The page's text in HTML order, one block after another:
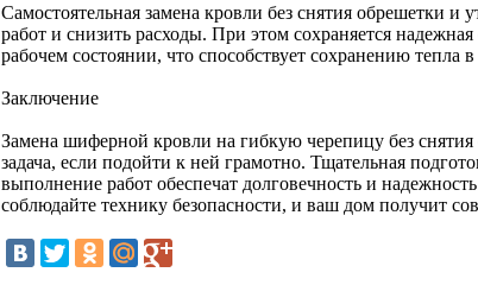
Самостоятельная замена кровли без снятия обрешетки и
работ и снизить расходы. При этом сохраняется
рабочем состоянии, что способствует сохранению тепла
Заключение
Замена шиферной кровли на гибкую черепицу без
задача, если подойти к ней грамотно. Тщательная
выполнение работ обеспечат долговечность и
соблюдайте технику безопасности, и ваш дом получит